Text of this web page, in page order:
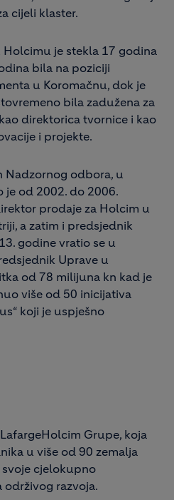
cijeli klaster.
Holcimu je stekla 17 godina
bila na poziciji
u Koromačnu, dok je
bila zadužena za
direktorica tvornice i kao
i projekte.
Nadzornog odbora, u
je od 2002. do 2006.
prodaje za Holcim u
a zatim i predsjednik
godine vratio se u
Uprave u
od 78 milijuna kn kad je
više od 50 inicijativa
koji je uspješno
Grupe, koja
u više od 90 zemalja
cjelokupno
održivog razvoja.